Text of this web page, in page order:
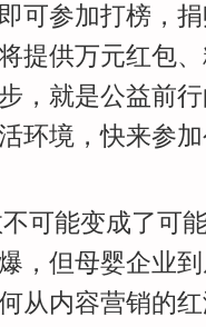
可参加打榜，
提供万元红包
，就是公益前
环境，快来参
可能变成了可
，但母婴企业
从内容营销的